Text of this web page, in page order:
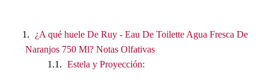
¿A qué huele De Ruy - Eau De Toilette Agua Fresca De
Naranjos 750 Ml? Notas Olfativas
Estela y Proyección: